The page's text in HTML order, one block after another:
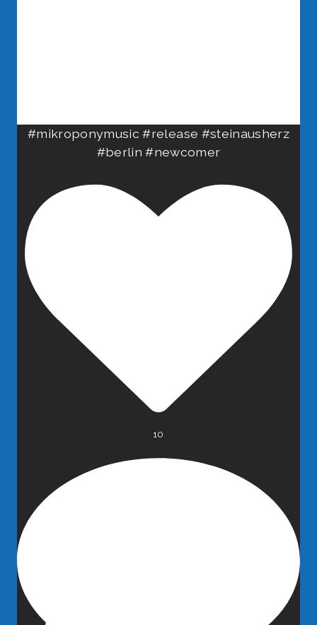
#mikroponymusic #release #steinausherz
#berlin #newcomer
10